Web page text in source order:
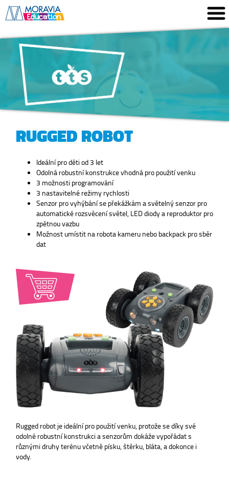
RUGGED ROBOT
Ideální pro děti od 3 let
Odolná robustní konstrukce vhodná pro použití venku
3 možnosti programování
3 nastavitelné režimy rychlosti
Senzor pro vyhýbání se překážkám a světelný senzor pro
automatické rozsvěcení světel, LED diody a reproduktor pro
zpětnou vazbu
Možnost umístit na robota kameru nebo backpack pro sběr
dat
Rugged robot je ideální pro použití venku, protože se díky své
odolné robustní konstrukci a senzorům dokáže vypořádat s
různými druhy terénu včetně písku, štěrku, bláta, a dokonce i
vody.